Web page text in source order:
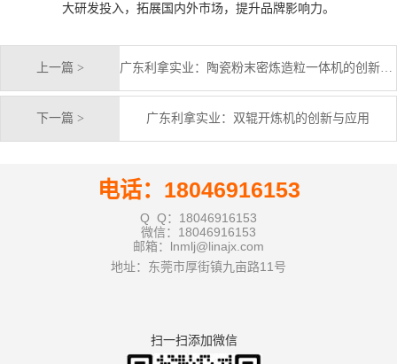
大研发投入，拓展国内外市场，提升品牌影响力。
上一篇 > 广东利拿实业：陶瓷粉末密炼造粒一体机的创新与应用
下一篇 > 广东利拿实业：双辊开炼机的创新与应用
电话：18046916153
Q Q：18046916153
微信：18046916153
邮箱：lnmlj@linajx.com
地址：东莞市厚街镇九亩路11号
扫一扫添加微信